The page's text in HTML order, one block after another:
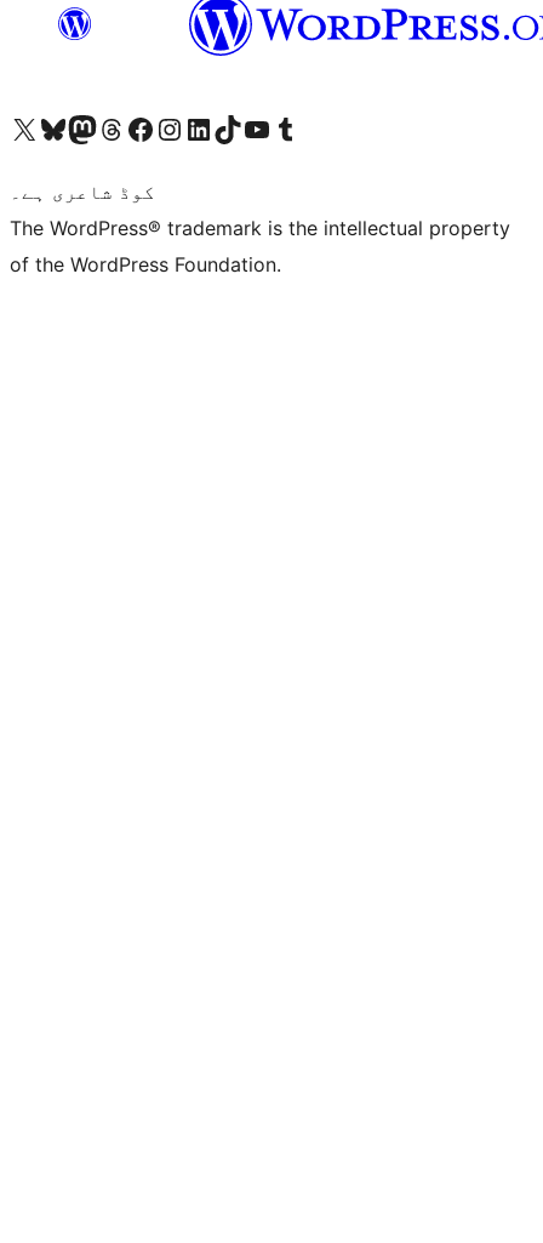
Visit our X (formerly Twitter) account
ہمارے بلیواسکائی اکاؤنٹ پر جائیں
Visit our Mastodon account
ہمارے ٹھریڈز اکاؤنٹ پر جائیں
Visit our Facebook page
Visit our Instagram account
Visit our LinkedIn account
ہمارے ٹک ٹاک اکاؤنٹ پر جائیں
Visit our YouTube channel
ہمارے ٹمبلر اکاؤنٹ پر جائیں
کوڈ شاعری ہے۔
The WordPress® trademark is the intellectual property
of the WordPress Foundation.